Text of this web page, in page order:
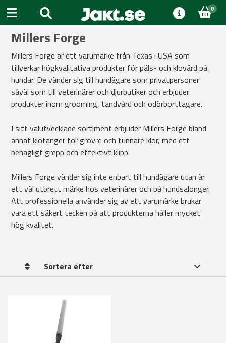
0
Millers Forge
Millers Forge är ett varumärke från Texas i USA som
tillverkar högkvalitativa produkter för päls- och klovård på
hundar. De vänder sig till hundägare som privatpersoner
såväl som till veterinärer och djurbutiker och erbjuder
produkter inom grooming, tandvård och odörborttagare.
I sitt välutvecklade sortiment erbjuder Millers Forge bland
annat klotänger för grövre och tunnare klor, med ett
behagligt grepp och effektivt klipp.
Millers Forge vänder sig inte enbart till hundägare utan är
ett väl utbrett märke hos veterinärer och på hundsalonger.
Att professionella använder sig av ett varumärke brukar
vara ett säkert tecken på att produkterna håller mycket
hög kvalitet.
Sortera efter